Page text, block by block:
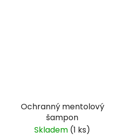
Ochranný mentolový
šampon
Skladem (1 ks)